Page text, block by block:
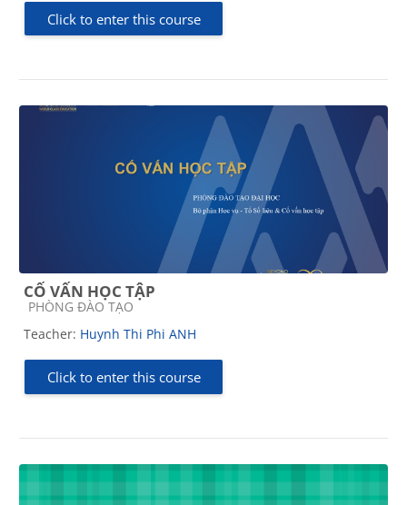
Click to enter this course
CỐ VẤN HỌC TẬP
Course category
PHÒNG ĐÀO TẠO
Teacher: Huynh Thi Phi ANH
Click to enter this course